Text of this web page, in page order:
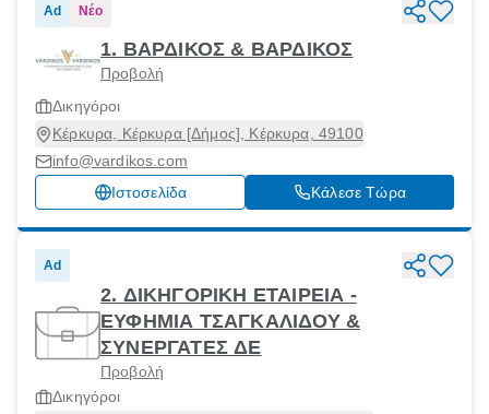
Ad Νέο
1. ΒΑΡΔΙΚΟΣ & ΒΑΡΔΙΚΟΣ
Προβολή
Δικηγόροι
Κέρκυρα, Κέρκυρα [Δήμος], Κέρκυρα, 49100
info@vardikos.com
Ιστοσελίδα
Κάλεσε Τώρα
Ad
2. ΔΙΚΗΓΟΡΙΚΗ ΕΤΑΙΡΕΙΑ -
ΕΥΦΗΜΙΑ ΤΣΑΓΚΑΛΙΔΟΥ &
ΣΥΝΕΡΓΑΤΕΣ ΔΕ
Προβολή
Δικηγόροι